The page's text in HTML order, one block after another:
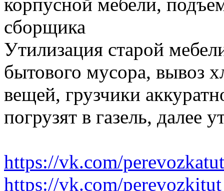
сборщика
Утилизация старой
бытового мусора, вывоз
вещей, грузчики
погрузят в газель, далее
https://vk.com/perevozkatut
https://vk.com/perevozkitut